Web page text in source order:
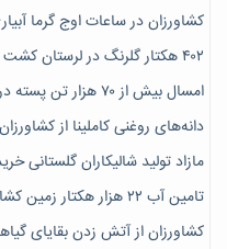
کشاورزان در ساعات اوج گرما
۴۰۲ هکتار گلرنگ در لرستان کشت شده است
امسال بیش از ۷۰ هزار تن پسته در رفسنجان برداشت می‌شود
دانه‌های روغنی کاملینا از
مازاد تولید شالیکاران گلستانی
تامین آب ۲۲ هزار هکتار زمین کشاورزی از طریق سدهای خراسان شمالی
کشاورزان از آتش زدن بقایای